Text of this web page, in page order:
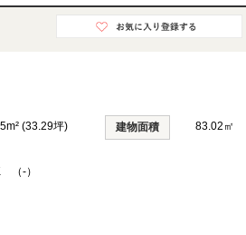
(33.29坪) 建物面積 83.02㎡
（-）